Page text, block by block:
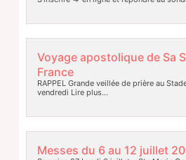
Voyage apostolique de Sa
France
RAPPEL Grande veillée de prière au
vendredi Lire plus…
Messes du 6 au 12 juillet